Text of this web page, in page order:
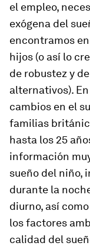
el empleo,
exógena del
encontramos
hijos (o así lo
de robustez y
alternativos).
cambios en el
familias
hasta los 25
información
sueño del niño,
durante la
diurno, así
los factores
calidad del